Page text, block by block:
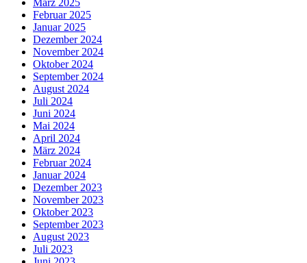
Februar 2025
Januar 2025
Dezember 2024
November 2024
Oktober 2024
September 2024
August 2024
Juli 2024
Juni 2024
Mai 2024
April 2024
März 2024
Februar 2024
Januar 2024
Dezember 2023
November 2023
Oktober 2023
September 2023
August 2023
Juli 2023